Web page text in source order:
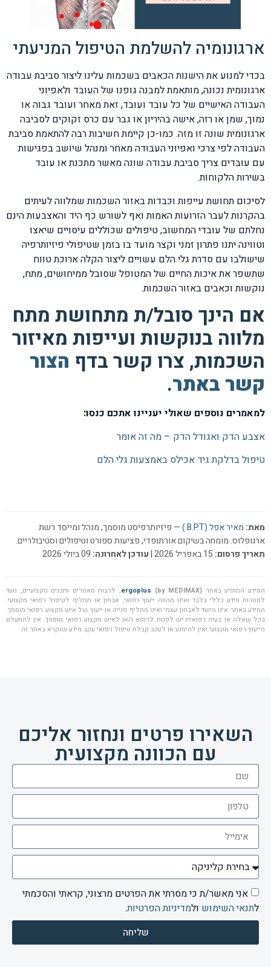
ארגונומיה להשלמת הטיפול המניעתי
בכדי למנוע את הישנות הכאבים בשכמות עלינו ליצור סביבת עבודה
ארגונומית נכונה, מותאמת למבנה גופנו של העובד ולאפיוני
העבודה האישיים של כל עובד ועובד, זאת מאחר ועובד גבוה או
נמוך, שמן או רזה, אישה בהיריון או גבר עם כרס זקוקים לסביבה
ארגונומית שונה זו מזה. כמו-כן קיימת חשיבות רבה להתאמת סביבת
העבודה לפי צרכי ואפיוני העבודה מאחר ומנהל שיושב בפגישות
עם עובדים צריך סביבת עבודה שונה מאשר מתכנת או עובד
בשירות הלקוחות.
לסיכום תחושת עייפות וכבדות באזור השכמות שמלווה לעיתים
בהקרנות לעבר הזרועות האמות ואף לשורש כף היד והאצבעות הינם
נחלתם של עובדי המחשוב, טיפולים שכוללים עיסויים שיאצו
וטווינה יתנו פתרון זמני וקצר מועד בו בזמן שטיפולי פיזיותרפיה
שישולבו עם סדרת גלי הלם עשויים ליצור הקלה ארוכת טווח
שתשפר את איכות החיים של המטופל שסובל ממיחושים, מתח,
נוקשות וכאבים באזור השכמות.
אם הינך סובל/ת מתחושת מתח
מלווה בנוקשות ועייפות מאיזור
השכמות, צרו קשר בדף הצור
קשר באתר.
למאמרים נוספים שאולי יעניינו אתכם כנסו:
אצבע הדק ואגודל הדק – מה זה אומר
טיפול בדלקת גיד אכילס באמצעות גלי הלם
מאת: מאיר אפל (B.P.T.)
— פיזיותרפיסט מוסמך, מנהל ומייסד רשת
ארגופלוס. מומחה בשיקום אורתופדי, פציעות ספורט וטיפולים וסטיבולריים.
תאריך פרסום:
עודכן לאחרונה:
המידע המופיע באתר ergoplus (by MEDIMAX)
, לרבות מאמרים ותכנים מקצועיים, נועד
למטרות מידע כללי בלבד ואינו מהווה ייעוץ רפואי, אבחון או תחליף לטיפול רפואי מקצועי.
המידע באתר אינו מיועד לאבחון עצמי ואינו מחליף פנייה או ייעוץ של איש מקצוע רפואי מוסמך.
בכל שאלה או בעיה רפואית יש לפנות לרופא ו/או לאיש מקצוע רפואי מוסמך. אין להתעלם
מייעוץ רפואי מקצועי ואין להימנע או לעכב קבלת טיפול רפואי עקב מידע שנקרא באתר זה.
השאירו פרטים ונחזור אליכם
עם הכוונה מקצועית
אני מאשר/ת כי מסרתי את הפרטים מרצוני, קראתי והסכמתי
לתנאי השימוש ולמדיניות הפרטיות.
שליחה